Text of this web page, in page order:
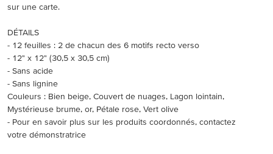
sur une carte.
DÉTAILS
- 12 feuilles : 2 de chacun des 6 motifs recto verso
- 12" x 12" (30,5 x 30,5 cm)
- Sans acide
- Sans lignine
Couleurs : Bien beige, Couvert de nuages, Lagon lointain,
Mystérieuse brume, or, Pétale rose, Vert olive
- Pour en savoir plus sur les produits coordonnés, contactez
votre démonstratrice